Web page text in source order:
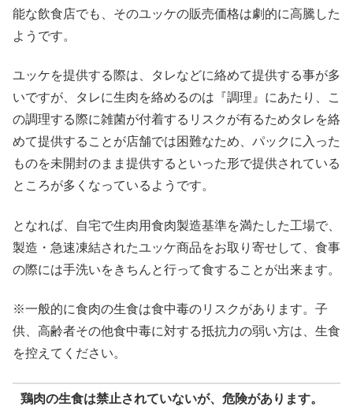
能な飲食店でも、そのユッケの販売価格は劇的に高騰した
ようです。
ユッケを提供する際は、タレなどに絡めて提供する事が多
いですが、タレに生肉を絡めるのは『調理』にあたり、こ
の調理する際に雑菌が付着するリスクが有るためタレを絡
めて提供することが店舗では困難なため、パックに入った
ものを未開封のまま提供するといった形で提供されている
ところが多くなっているようです。
となれば、自宅で生肉用食肉製造基準を満たした工場で、
製造・急速凍結されたユッケ商品をお取り寄せして、食事
の際には手洗いをきちんと行って食することが出来ます。
※一般的に食肉の生食は食中毒のリスクがあります。子
供、高齢者その他食中毒に対する抵抗力の弱い方は、生食
を控えてください。
鶏肉の生食は禁止されていないが、危険があります。